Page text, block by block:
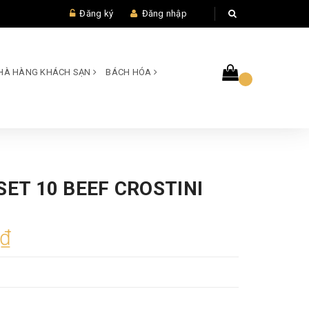
Đăng ký Đăng nhập
HÀNG KHÁCH SẠN BÁCH HÓA
10 BEEF CROSTINI